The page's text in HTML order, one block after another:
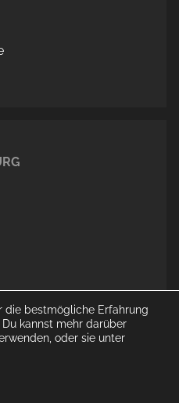
Hamburg
die bestmögliche Erfahrung
kannst mehr darüber
oder sie unter